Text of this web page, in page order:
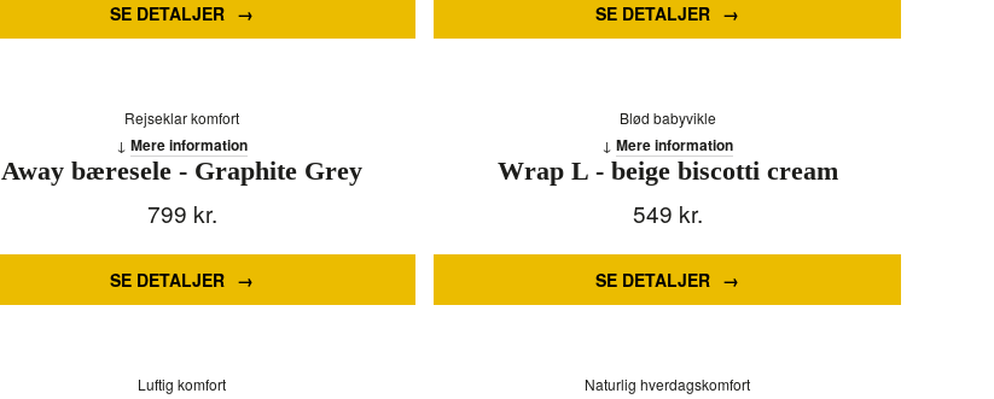
SE DETALJER SE DETALJER
Rejseklar komfort
Away bæresele - Graphite Grey
799 kr.
SE DETALJER
Mere information
Blød babyvikle
Wrap L - beige biscotti cream
549 kr.
SE DETALJER
Mere information
Luftig komfort Naturlig hverdagskomfort